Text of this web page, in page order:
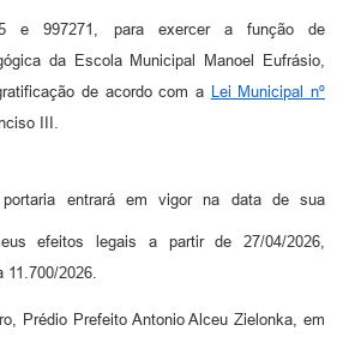
e 997271, para exercer a função de
da Escola Municipal Manoel Eufrásio,
de acordo com a Lei Municipal nº
III.
entrará em vigor na data de sua
efeitos legais a partir de 27/04/2026,
11.700/2026.
Prédio Prefeito Antonio Alceu Zielonka, em